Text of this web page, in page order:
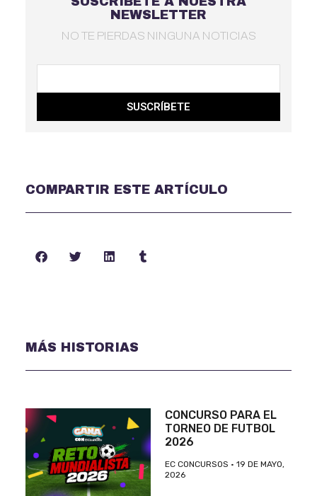
NEWSLETTER
NO TE PIERDAS NINGUNA NOTICIAS
SUSCRÍBETE
COMPARTIR ESTE ARTÍCULO
MÁS HISTORIAS
CONCURSO PARA EL
TORNEO DE FUTBOL
2026
EC CONCURSOS
19 DE MAYO,
2026